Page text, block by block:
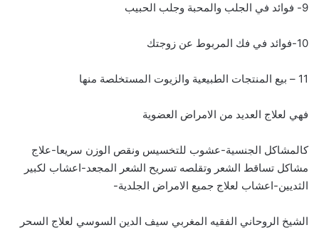
9- فوائد في الجلب والمحبة وجلب الحبيب
10-فوائد في فك المربوط عن زوجتك
11 – بيع المنتجات الطبيعية والزيوت المستخلصة منها
فهي لعلاج العديد من الامراض العضوية
كالمشاكل الجنسية-عشوب للتخسيس ونقص الوزن سريعا-علاج
مشاكل تساقط الشعر وتقلصه تسريح الشعر المجعد-اعشاب لكبير
الثديين-اعشاب لعلاج جميع الامراض الجلدية-
الشيخ الروحاني الفقيه المغربي سيف الدين السوسي لعلاج السحر